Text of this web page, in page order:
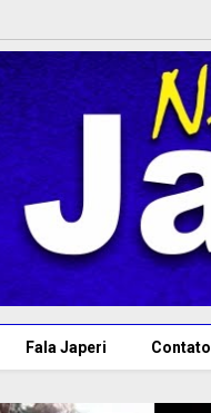
Fala Japeri Contato